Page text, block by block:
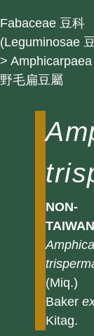
Fabaceae 豆科
(Leguminosae
> Amphicarpaea
野毛扁豆屬
NON-
(Miq.)
Baker
Kitag.